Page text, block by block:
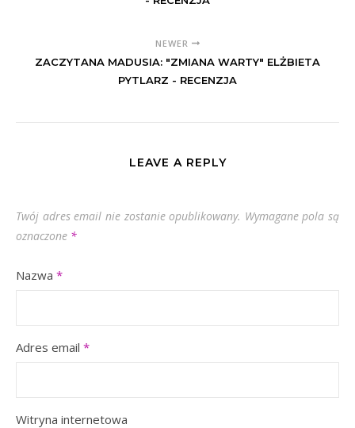
NEWER
ZACZYTANA MADUSIA: "ZMIANA WARTY" ELŻBIETA
PYTLARZ - RECENZJA
LEAVE A REPLY
Twój adres email nie zostanie opublikowany. Wymagane pola są
oznaczone *
Nazwa *
Adres email *
Witryna internetowa